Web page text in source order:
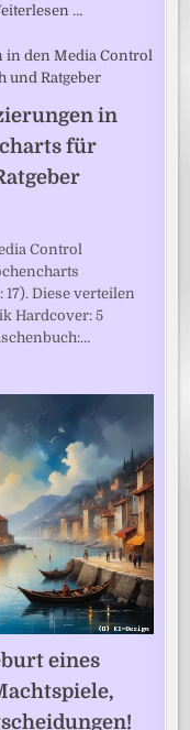
…
in
für
Control
Diese verteilen
Hardcover: 5
eines